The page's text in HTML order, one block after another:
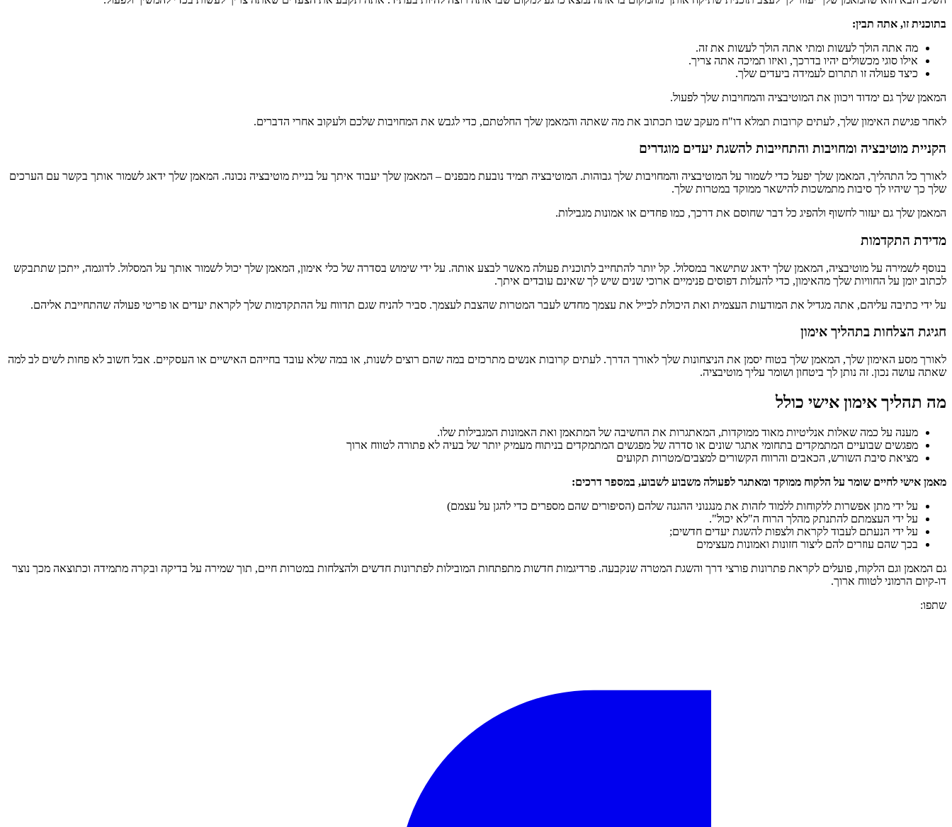
בתוכנית זו, אתה תבין:
מה אתה הולך לעשות ומתי אתה הולך לעשות את זה.
אילו סוגי מכשולים יהיו בדרכך, ואיזו תמיכה אתה צריך.
כיצד פעולה זו תתרום לעמידה ביעדים שלך.
המאמן שלך גם ימדוד ויכוון את המוטיבציה והמחויבות שלך לפעול.
לאחר פגישת האימון שלך, לעתים קרובות תמלא דו"ח מעקב שבו תכתוב את מה שאתה והמאמן שלך החלטתם, כדי לגבש את המחויבות שלכם ולעקוב אחרי הדברים.
הקניית מוטיבציה ומחויבות והתחייבות להשגת יעדים מוגדרים
לאורך כל התהליך, המאמן שלך יפעל כדי לשמור על המוטיבציה והמחויבות שלך גבוהות. המוטיבציה תמיד נובעת מבפנים – המאמן שלך יעבוד איתך על בניית מוטיבציה נכונה. המאמן שלך ידאג לשמור אותך בקשר עם הערכים
שלך כך שיהיו לך סיבות מתמשכות להישאר ממוקד במטרות שלך.
המאמן שלך גם יעזור לחשוף ולהפיג כל דבר שחוסם את דרכך, כמו פחדים או אמונות מגבילות.
מדידת התקדמות
בנוסף לשמירה על מוטיבציה, המאמן שלך ידאג שתישאר במסלול. קל יותר להתחייב לתוכנית פעולה מאשר לבצע אותה. על ידי שימוש בסדרה של כלי אימון, המאמן שלך יכול לשמור אותך על המסלול. לדוגמה, ייתכן שתתבקש
לכתוב יומן על החוויות שלך מהאימון, כדי להעלות דפוסים פנימיים ארוכי שנים שיש לך שאינם עובדים איתך.
על ידי כתיבה עליהם, אתה מגדיל את המודעות העצמית ואת היכולת לכייל את עצמך מחדש לעבר המטרות שהצבת לעצמך. סביר להניח שגם תדווח על ההתקדמות שלך לקראת יעדים או פריטי פעולה שהתחייבת אליהם.
חגיגת הצלחות בתהליך אימון
לאורך מסע האימון שלך, המאמן שלך בטוח יסמן את הניצחונות שלך לאורך הדרך. לעתים קרובות אנשים מתרכזים במה שהם רוצים לשנות, או במה שלא עובד בחייהם האישיים או העסקיים. אבל חשוב לא פחות לשים לב למה
שאתה עושה נכון. זה נותן לך ביטחון ושומר עליך מוטיבציה.
מה תהליך אימון אישי כולל
מענה על כמה שאלות אנליטיות מאוד ממוקדות, המאתגרות את החשיבה של המתאמן ואת האמונות המגבילות שלו.
מפגשים שבועיים המתמקדים בתחומי אתגר שונים או סדרה של מפגשים המתמקדים בניתוח מעמיק יותר של בעיה לא פתורה לטווח ארוך
מציאת סיבת השורש, הכאבים והרווח הקשורים למצבים/מטרות תקועים
מאמן אישי לחיים שומר על הלקוח ממוקד ומאתגר לפעולה משבוע לשבוע, במספר דרכים:
על ידי מתן אפשרות ללקוחות ללמוד לזהות את מנגנוני ההגנה שלהם (הסיפורים שהם מספרים כדי להגן על עצמם)
על ידי העצמתם להתנתק מהלך הרוח ה"לא יכול".
על ידי הנעתם לעבוד לקראת ולצפות להשגת יעדים חדשים;
בכך שהם עוזרים להם ליצור חזונות ואמונות מעצימים
גם המאמן וגם הלקוח, פועלים לקראת פתרונות פורצי דרך והשגת המטרה שנקבעה. פרדיגמות חדשות מתפתחות המובילות לפתרונות חדשים ולהצלחות במטרות חיים, תוך שמירה על בדיקה ובקרה מתמידה וכתוצאה מכך נוצר
דו-קיום הרמוני לטווח ארוך.
שתפו: